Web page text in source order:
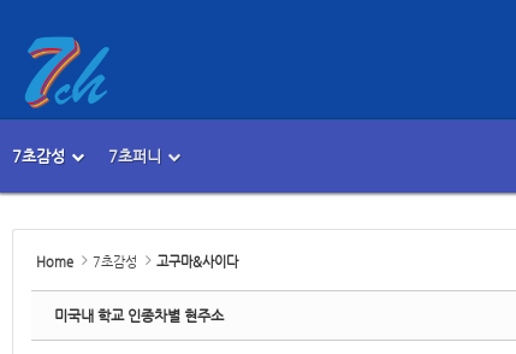
메뉴 건너뛰기
7초감성 7초퍼니
본문시작
Home 7초감성 고구마&사이다
미국내 학교 인종차별 현주소
Sketchbook5, 스케치북5
Sketchbook5, 스케치북5
Sketchbook5, 스케치북5
Sketchbook5, 스케치북5